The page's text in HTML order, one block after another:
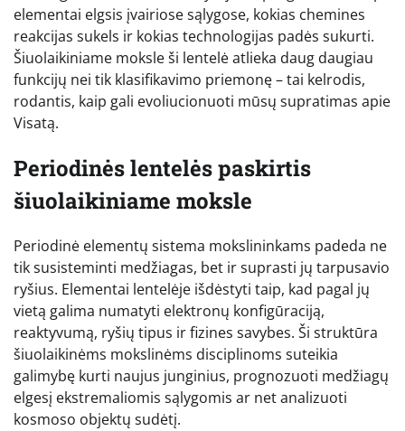
elementai elgsis įvairiose sąlygose, kokias chemines
reakcijas sukels ir kokias technologijas padės sukurti.
Šiuolaikiniame moksle ši lentelė atlieka daug daugiau
funkcijų nei tik klasifikavimo priemonę – tai kelrodis,
rodantis, kaip gali evoliucionuoti mūsų supratimas apie
Visatą.
Periodinės lentelės paskirtis
šiuolaikiniame moksle
Periodinė elementų sistema mokslininkams padeda ne
tik susisteminti medžiagas, bet ir suprasti jų tarpusavio
ryšius. Elementai lentelėje išdėstyti taip, kad pagal jų
vietą galima numatyti elektronų konfigūraciją,
reaktyvumą, ryšių tipus ir fizines savybes. Ši struktūra
šiuolaikinėms mokslinėms disciplinoms suteikia
galimybę kurti naujus junginius, prognozuoti medžiagų
elgesį ekstremaliomis sąlygomis ar net analizuoti
kosmoso objektų sudėtį.